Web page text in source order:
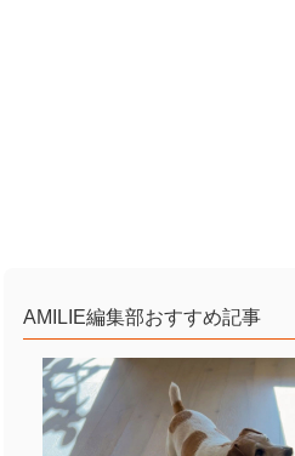
AMILIE編集部おすすめ記事